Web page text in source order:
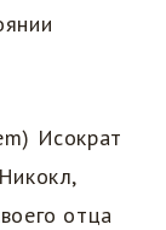
Исократ
отца